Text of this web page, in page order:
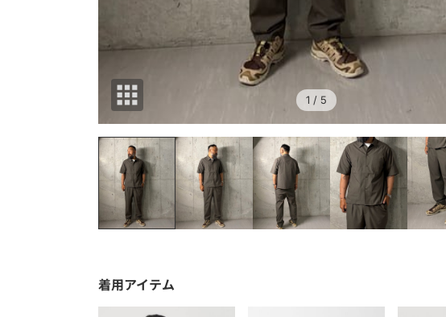
1 / 5
着用アイテム